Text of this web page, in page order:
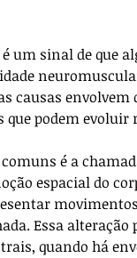
um sinal de que
causas
que podem evoluir
é a
espacial do
Essa
quando há